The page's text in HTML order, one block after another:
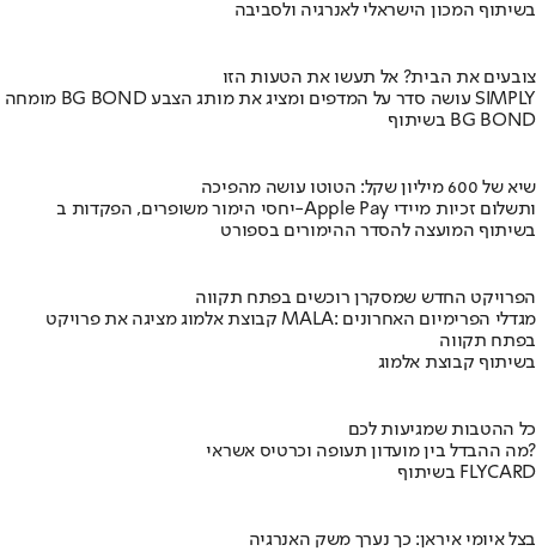
בשיתוף המכון הישראלי לאנרגיה ולסביבה
צובעים את הבית? אל תעשו את הטעות הזו
מומחה BG BOND עושה סדר על המדפים ומציג את מותג הצבע SIMPLY
בשיתוף BG BOND
שיא של 600 מיליון שקל: הטוטו עושה מהפיכה
יחסי הימור משופרים, הפקדות ב-Apple Pay ותשלום זכיות מיידי
בשיתוף המועצה להסדר ההימורים בספורט
הפרויקט החדש שמסקרן רוכשים בפתח תקווה
קבוצת אלמוג מציגה את פרויקט MALA: מגדלי הפרימיום האחרונים
בפתח תקווה
בשיתוף קבוצת אלמוג
כל ההטבות שמגיעות לכם
מה ההבדל בין מועדון תעופה וכרטיס אשראי?
בשיתוף FLYCARD
בצל איומי איראן: כך נערך משק האנרגיה